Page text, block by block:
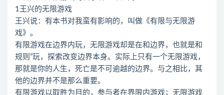
1王兴的无限游戏
王兴说：有本书对我蛮有影响的，叫做《有限与无限游
戏》。
有限游戏在边界内玩，无限游戏却是在和边界，也就是和
规则”玩，探索改变边界本身。实际上只有一个无限游戏，
那就是你的人生，死亡是不可逾越的边界。与之相比，其
他的边界并不是那么重要。
有限游戏以取胜为目的，参与者在界限内游戏；无限游戏